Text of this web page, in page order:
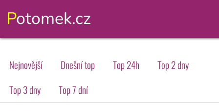
Potomek.cz
Nejnovější Dnešní top Top 24h
Top 2 dny
Top 3 dny
Top 7 dní